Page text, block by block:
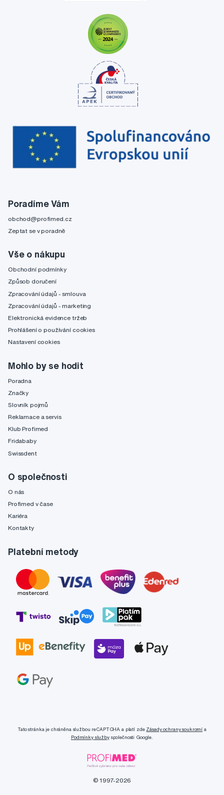
Poradíme Vám
obchod@profimed.cz
Zeptat se v poradně
Vše o nákupu
Obchodní podmínky
Způsob doručení
Zpracování údajů - smlouva
Zpracování údajů - marketing
Elektronická evidence tržeb
Prohlášení o používání cookies
Nastavení cookies
Mohlo by se hodit
Poradna
Značky
Slovník pojmů
Reklamace a servis
Klub Profimed
Fridababy
Swissdent
O společnosti
O nás
Profimed v čase
Kariéra
Kontakty
Platební metody
Tato stránka je chráněna službou reCAPTCHA a platí zde Zásady ochrany soukromí a
Podmínky službyspolečnosti Google.
© 1997-2026